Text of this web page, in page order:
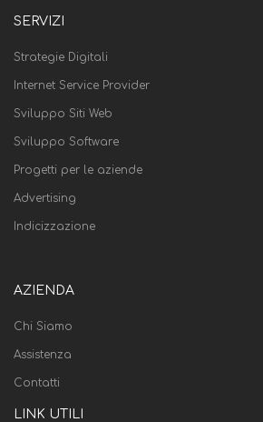
SERVIZI
Strategie Digitali
Internet Service Provider
Sviluppo Siti Web
Sviluppo Software
Progetti per le aziende
Advertising
Indicizzazione
AZIENDA
Chi Siamo
Assistenza
Contatti
LINK UTILI